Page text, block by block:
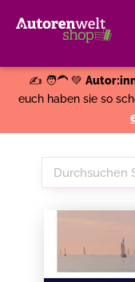
✍️ 🧑‍🦱 💚
euch haben sie so
Durchsuchen
Sie